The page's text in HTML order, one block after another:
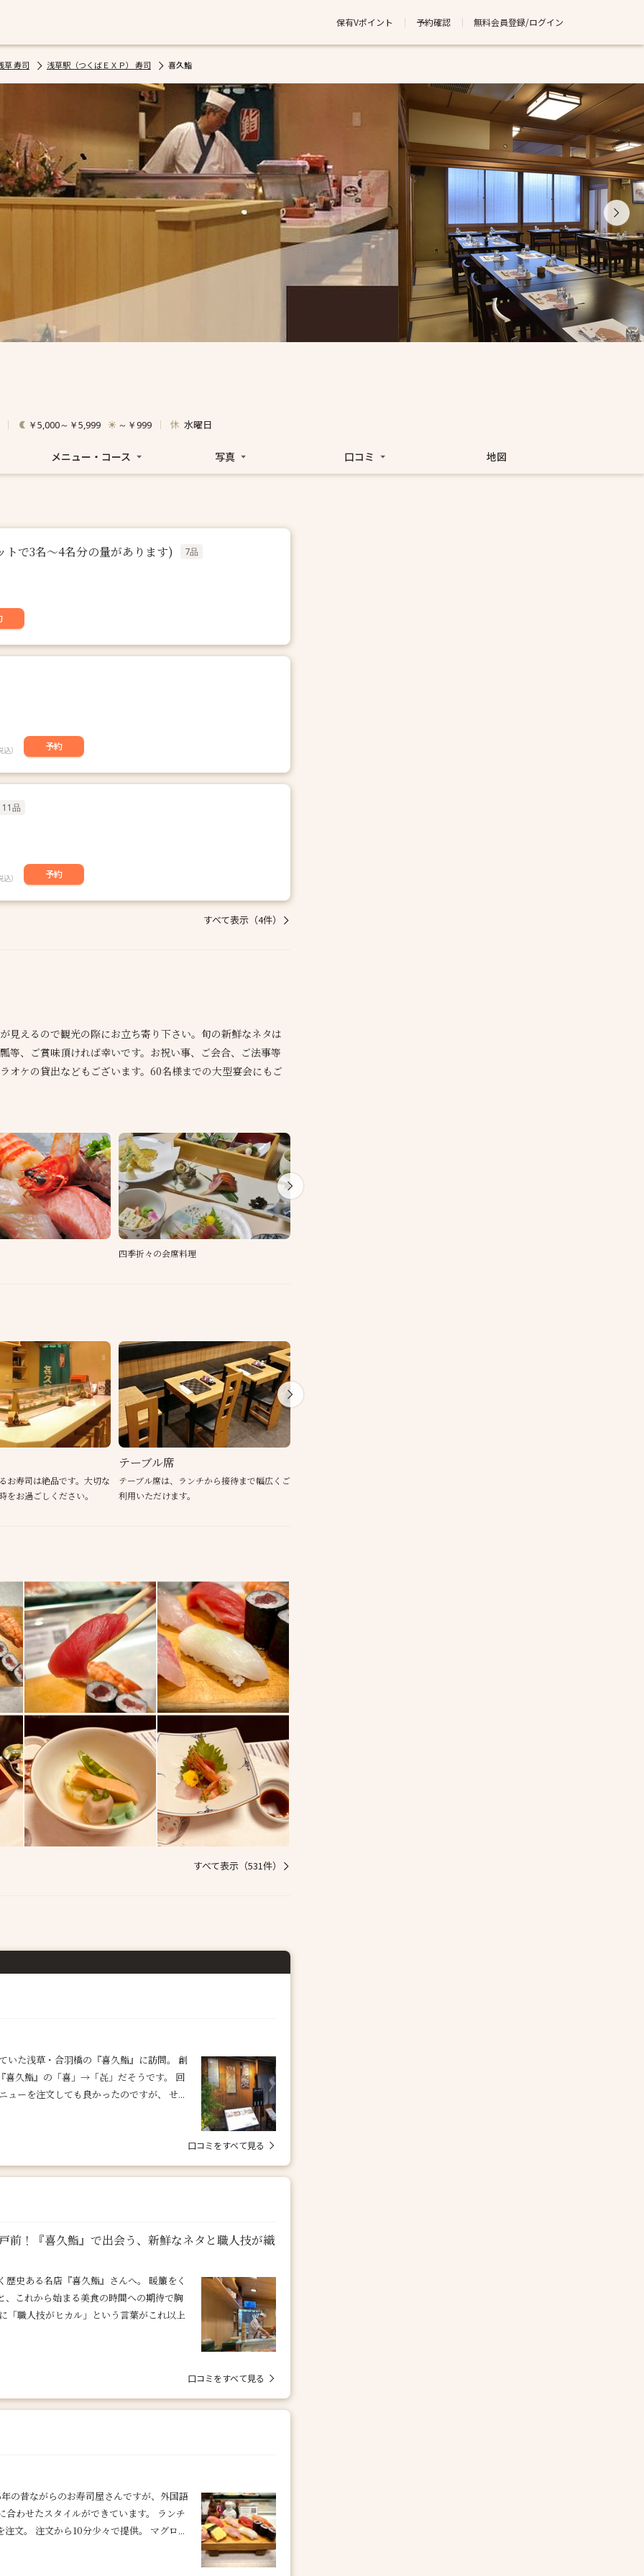
保有Vポイント 予約確認 無料会員登録/ログイン
草 寿司 浅草駅（つくばＥＸＰ） 寿司 喜久鮨
￥5,000～￥5,999 ～￥999 休 水曜日
メニュー・コース 写真 口コミ 地図
で3名〜4名分の量があります) 7品
） 予約
11品
） 予約
すべて表示（4件）
見えるので観光の際にお立ち寄り下さい。旬の新鮮なネタは
等、ご賞味頂ければ幸いです。お祝い事、ご会合、ご法事等
オケの貸出などもございます。60名様までの大型宴会にもご
四季折々の会席料理
お寿司は絶品です。大切な
をお過ごしください。
テーブル席
テーブル席は、ランチから接待まで幅広くご
利用いただけます。
すべて表示（531件）
いた浅草・合羽橋の『喜久鮨』に訪問。 創
喜久鮨』の「喜」→「㐂」だそうです。 回
ューを注文しても良かったのですが、 せ...
口コミをすべて見る
前！『喜久鮨』で出会う、新鮮なネタと職人技が織
史ある名店『喜久鮨』さんへ。 暖簾をく
これから始まる美食の時間への期待で胸
「職人技がヒカル」という言葉がこれ以上
口コミをすべて見る
の昔ながらのお寿司屋さんですが、外国語
わせたスタイルができています。 ランチ
文。 注文から10分少々で提供。 マグロ...